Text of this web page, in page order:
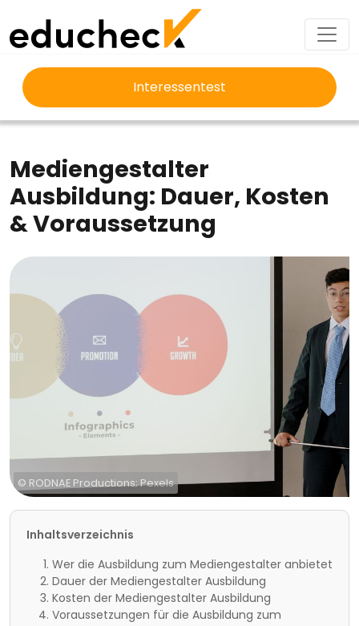
Interessentest
EDUCHECK
AUSBILDUNG
MEDIENGESTALTER AUSBILDUNG
Mediengestalter
Ausbildung: Dauer, Kosten
& Voraussetzung
© RODNAE Productions; Pexels
Inhaltsverzeichnis
Wer die Ausbildung zum Mediengestalter anbietet
Dauer der Mediengestalter Ausbildung
Kosten der Mediengestalter Ausbildung
Voraussetzungen für die Ausbildung zum